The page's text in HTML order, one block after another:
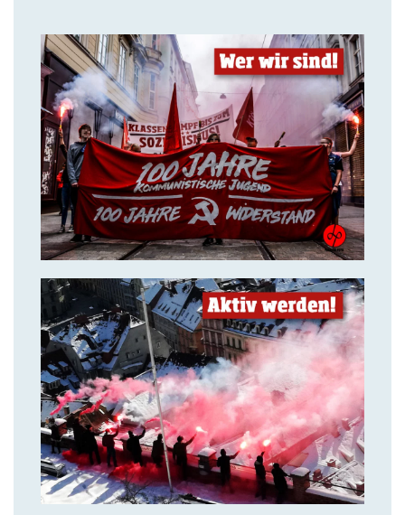
14. Juli 2018
Über uns
14. Juli 2018
Aktiv werden & gemeinsam
kämpfen!